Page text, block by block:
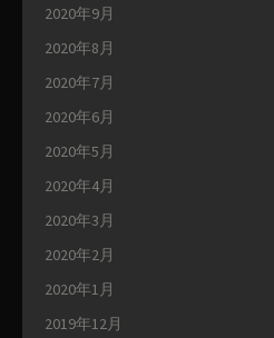
2020年9月
2020年8月
2020年7月
2020年6月
2020年5月
2020年4月
2020年3月
2020年2月
2020年1月
2019年12月